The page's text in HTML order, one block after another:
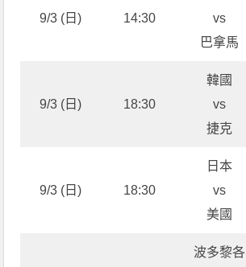
9/3 (日) 14:30
vs
巴拿馬
9/3 (日) 18:30
韓國
vs
捷克
9/3 (日) 18:30
日本
vs
美國
波多黎各